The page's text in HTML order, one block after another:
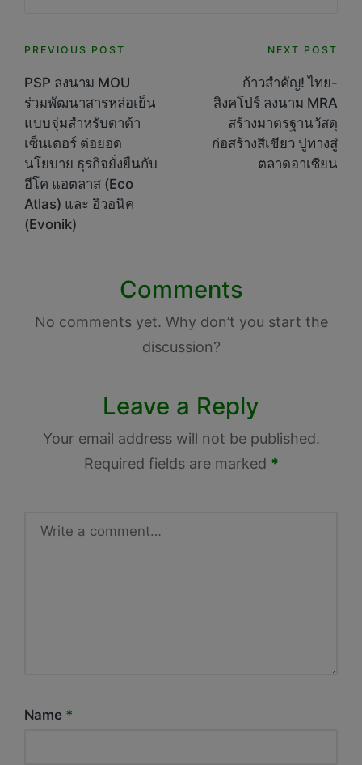
Post
navigation
PREVIOUS POST
PSP ลงนาม MOU
ร่วมพัฒนาสารหล่อเย็น
แบบจุ่มสำหรับดาต้า
เซ็นเตอร์ ต่อยอด
นโยบาย ธุรกิจยั่งยืนกับ
อีโค แอตลาส (Eco
Atlas) และ อิวอนิค
(Evonik)
NEXT POST
ก้าวสำคัญ! ไทย-
สิงคโปร์ ลงนาม MRA
สร้างมาตรฐานวัสดุ
ก่อสร้างสีเขียว ปูทางสู่
ตลาดอาเซียน
Comments
No comments yet. Why don’t you start the
discussion?
Leave a Reply
Your email address will not be published.
Required fields are marked *
Name *